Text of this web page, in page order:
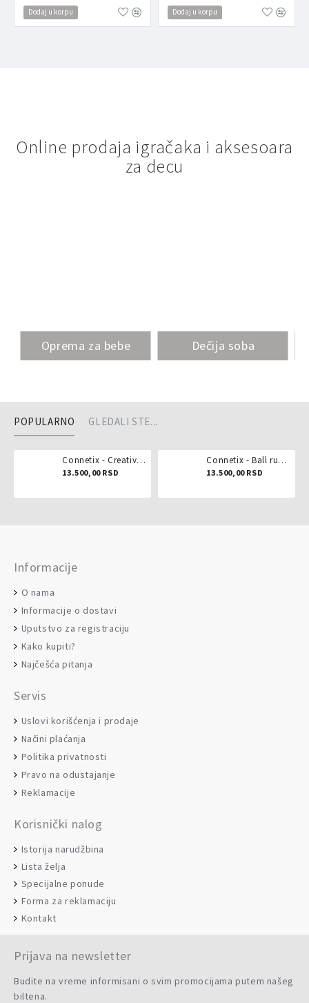
Dodaj u korpu Dodaj u korpu
Online prodaja igračaka i aksesoara
za decu
Oprema za bebe Dečija soba
POPULARNO GLEDALI STE...
Connetix - Creative pack 102 dela
13.500,00 RSD
Connetix - Ball run pastel 106 delova
13.500,00 RSD
Informacije
O nama
Informacije o dostavi
Uputstvo za registraciju
Kako kupiti?
Najčešća pitanja
Servis
Uslovi korišćenja i prodaje
Načini plaćanja
Politika privatnosti
Pravo na odustajanje
Reklamacije
Korisnički nalog
Istorija narudžbina
Lista želja
Specijalne ponude
Forma za reklamaciju
Kontakt
Prijava na newsletter
Budite na vreme informisani o svim promocijama putem našeg
biltena.